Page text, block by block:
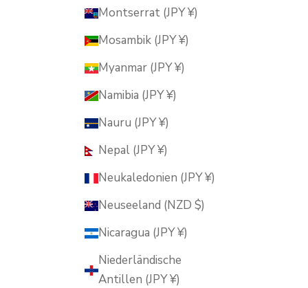
Montserrat (JPY ¥)
Mosambik (JPY ¥)
Myanmar (JPY ¥)
Namibia (JPY ¥)
Nauru (JPY ¥)
Nepal (JPY ¥)
Neukaledonien (JPY ¥)
Neuseeland (NZD $)
Nicaragua (JPY ¥)
Niederländische
Antillen (JPY ¥)